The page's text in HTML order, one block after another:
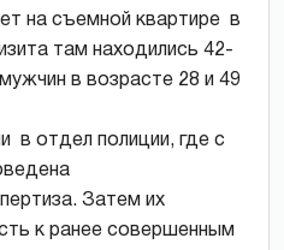
на съемной квартире в
там находились 42-
в возрасте 28 и 49
в отдел полиции, где с
Затем их
к ранее совершенным